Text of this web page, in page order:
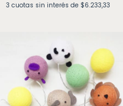
3 cuotas sin interés de $6.233,33